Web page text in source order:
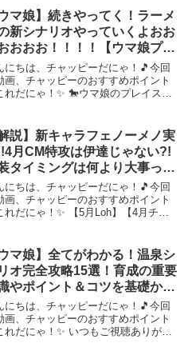
でよろしゅ!!前回の動画もセットでよ
ゅ【12...
ウマ娘】続きやってく！ラーメ
新シナリオやっていくよおお
おおお！！！！【ウマ娘プリ
ーダービー】
にちは、チャッピーだにゃ！🎵今回
画、チャッピーのおすすめポイント
れだにゃ！✨ 🐎ウマ娘のプレイスタ
ごくたまぁーにしか引きません！常
標は全ウマ娘ちゃん...
解説】新キャラフェノーメノ実
月CM特攻は伊達じゃない?!
タイミングは何より大事って
#ウマ娘
にちは、チャッピーだにゃ！🎵今回
画、チャッピーのおすすめポイント
れだにゃ！✨ 【5月Loh】【4月チャ
ンズ#チャンピオンズミーティング#
賞春#デ...
ウマ娘】全てがわかる！温泉シ
オ完全攻略15選！育成の重要
やポイント＆コツを基礎から
までまとめ！ギミック仕組
泉優先/旅館ランク/掘削
査定育成/目標レース【新
にちは、チャッピーだにゃ！🎵今回
画、チャッピーのおすすめポイント
れだにゃ！✨ いつもご視聴ありがと